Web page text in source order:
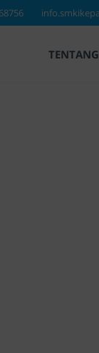
TENTANG